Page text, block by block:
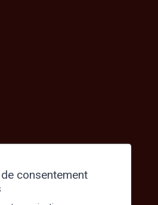
Lire la suite
consentement